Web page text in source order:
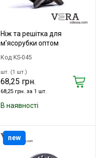
Ніж та решітка для
м'ясорубки оптом
Код KS-045
шт. (1 шт.)
68,25 грн.
68,25 грн. за 1 шт.
В наявності
new